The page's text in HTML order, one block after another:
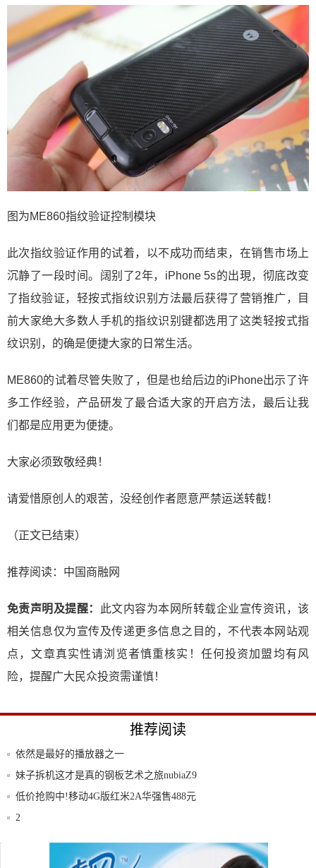
图为ME860指纹验证控制模块
此次指纹验证作用的试着，以不成功而结束，在销售市场上
沉静了一段时间。阔别了2年，iPhone 5s的出現，彻底改变
了指纹验证，轻按式指纹识别方法最后获得了营销推广，目
前大家绝大多数人手机的指纹识别键都选用了这类轻按式指
纹识别，的确是便捷大家的日常生活。
ME860的试着尽管失败了，但是也给后边的iPhone出示了许
多工作经验，产品研发了最合适大家的开启方法，最后让我
们都是应用更为便捷。
大家必须致敬经典！
请爱惜原创人的艰苦，没经创作者愿意严禁运送转截！
（正文已结束）
推荐阅读： 中国商融网
免责声明及提醒：
此文内容为本网所转载企业宣传资讯，该
相关信息仅为宣传及传递更多信息之目的，不代表本网站观
点，文章真实性请浏览者慎重核实！任何投资加盟均有风
险，提醒广大民众投资需谨慎！
推荐阅读
依然是最好的播放器之一
妹子拆机这才是真的钢板艺术之旅nubiaZ9
低价抢购中!移动4G版红米2A华强售488元
2
荣耀畅玩5玩转跨界营销“全”由5定义引爆校